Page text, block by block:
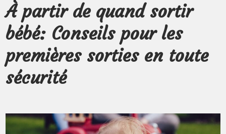
À partir de quand sortir
bébé: Conseils pour les
premières sorties en toute
sécurité